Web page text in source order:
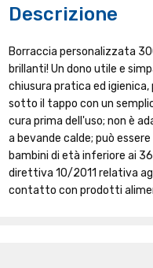
Descrizione
Borraccia personalizzata
brillanti! Un dono utile e
chiusura pratica ed
sotto il tappo con un
cura prima dell'uso; non è
a bevande calde; può
bambini di età inferiore ai
direttiva 10/2011 relativa
contatto con prodotti